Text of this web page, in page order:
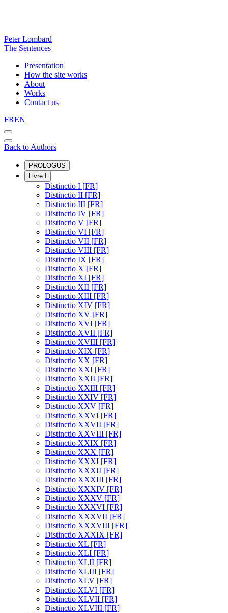
Peter Lombard
The Sentences
Presentation
How the site works
About
Works
Contact us
FREN
Back to Authors
PROLOGUS
Livre I
Distinctio I [FR]
Distinctio II [FR]
Distinctio III [FR]
Distinctio IV [FR]
Distinctio V [FR]
Distinctio VI [FR]
Distinctio VII [FR]
Distinctio VIII [FR]
Distinctio IX [FR]
Distinctio X [FR]
Distinctio XI [FR]
Distinctio XII [FR]
Distinctio XIII [FR]
Distinctio XIV [FR]
Distinctio XV [FR]
Distinctio XVI [FR]
Distinctio XVII [FR]
Distinctio XVIII [FR]
Distinctio XIX [FR]
Distinctio XX [FR]
Distinctio XXI [FR]
Distinctio XXII [FR]
Distinctio XXIII [FR]
Distinctio XXIV [FR]
Distinctio XXV [FR]
Distinctio XXVI [FR]
Distinctio XXVII [FR]
Distinctio XXVIII [FR]
Distinctio XXIX [FR]
Distinctio XXX [FR]
Distinctio XXXI [FR]
Distinctio XXXII [FR]
Distinctio XXXIII [FR]
Distinctio XXXIV [FR]
Distinctio XXXV [FR]
Distinctio XXXVI [FR]
Distinctio XXXVII [FR]
Distinctio XXXVIII [FR]
Distinctio XXXIX [FR]
Distinctio XL [FR]
Distinctio XLI [FR]
Distinctio XLII [FR]
Distinctio XLIII [FR]
Distinctio XLV [FR]
Distinctio XLVI [FR]
Distinctio XLVII [FR]
Distinctio XLVIII [FR]